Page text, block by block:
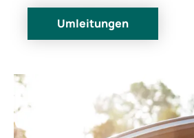
Umleitungen